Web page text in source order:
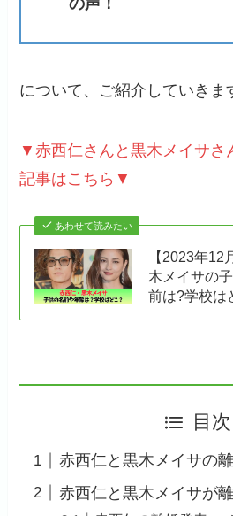
の声！
について、ご紹介していきま
▼赤西仁さんと黒木メイサさ
記事はこちら▼
あわせて読みたい
【2023年12
木メイサの
前は?学校は
目次
赤西仁と黒木メイサの
赤西仁と黒木メイサが